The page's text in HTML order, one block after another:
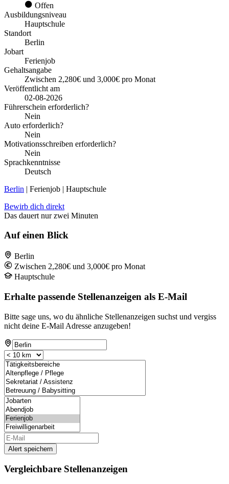
Offen
Ausbildungsniveau
Hauptschule
Standort
Berlin
Jobart
Ferienjob
Gehaltsangabe
Zwischen 2,280€ und 3,000€ pro Monat
Veröffentlicht am
02-08-2026
Führerschein erforderlich?
Nein
Auto erforderlich?
Nein
Motivationsschreiben erforderlich?
Nein
Sprachkenntnisse
Deutsch
Berlin | Ferienjob | Hauptschule
Bewirb dich direkt
Das dauert nur zwei Minuten
Auf einen Blick
Berlin
Zwischen 2,280€ und 3,000€ pro Monat
Hauptschule
Erhalte passende Stellenanzeigen als E-Mail
Bitte sage uns, wo du ähnliche Stellenanzeigen suchst und vergiss
nicht deine E-Mail Adresse anzugeben!
Alert speichern
Vergleichbare Stellenanzeigen